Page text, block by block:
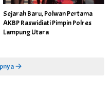
Sejarah Baru, Polwan Pertama
AKBP Raswidiati Pimpin Polres
Lampung Utara